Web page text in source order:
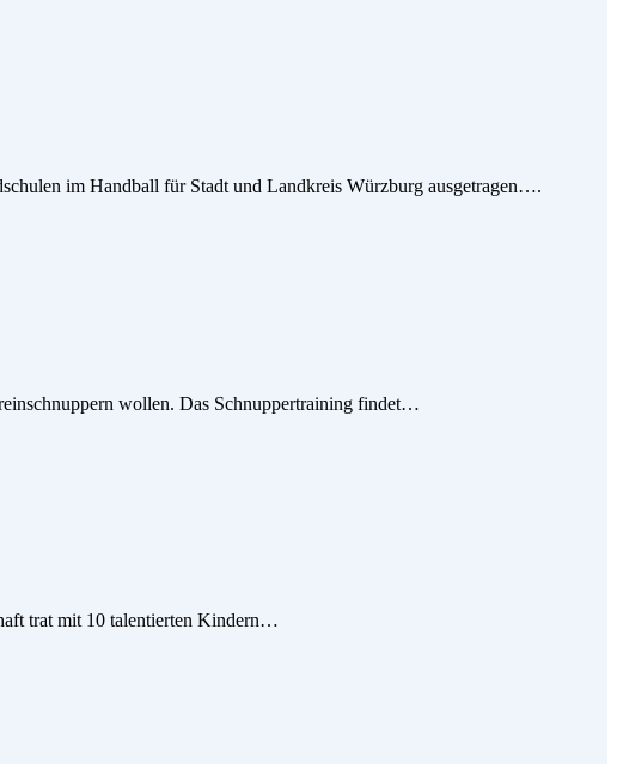
im Handball für Stadt und Landkreis Würzburg ausgetragen….
wollen. Das Schnuppertraining findet…
trat mit 10 talentierten Kindern…